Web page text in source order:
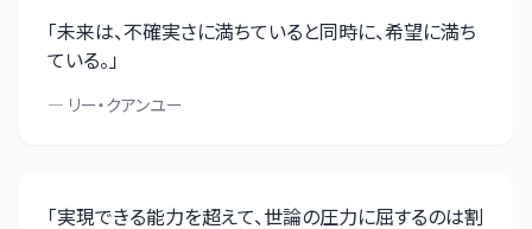
「未来は、不確実さに満ちていると同時に、希望に満ち
ている。」
— リー・クアンユー
「実現できる能力を超えて、世論の圧力に屈するのは割